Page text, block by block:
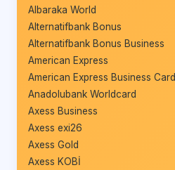
Albaraka World
Alternatifbank Bonus
Alternatifbank Bonus Business
American Express
American Express Business Card
Anadolubank Worldcard
Axess Business
Axess exi26
Axess Gold
Axess KOBİ